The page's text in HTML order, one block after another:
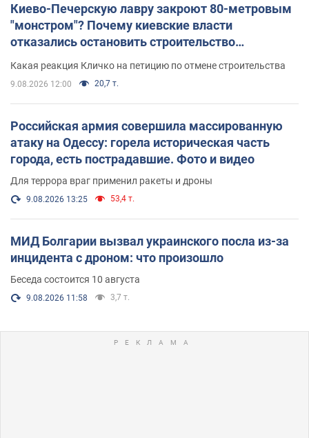
Киево-Печерскую лавру закроют 80-метровым
"монстром"? Почему киевские власти
отказались остановить строительство
Какая реакция Кличко на петицию по отмене строительства
9.08.2026 12:00 20,7 т.
Российская армия совершила массированную
атаку на Одессу: горела историческая часть
города, есть пострадавшие. Фото и видео
Для террора враг применил ракеты и дроны
9.08.2026 13:25 53,4 т.
МИД Болгарии вызвал украинского посла из-за
инцидента с дроном: что произошло
Беседа состоится 10 августа
9.08.2026 11:58 3,7 т.